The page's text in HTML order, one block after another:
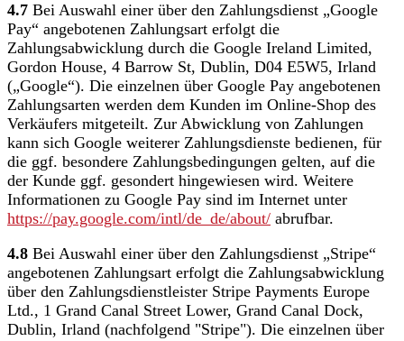
4.7 Bei Auswahl einer über den Zahlungsdienst „Google
Pay“ angebotenen Zahlungsart erfolgt die
Zahlungsabwicklung durch die Google Ireland Limited,
Gordon House, 4 Barrow St, Dublin, D04 E5W5, Irland
(„Google“). Die einzelnen über Google Pay angebotenen
Zahlungsarten werden dem Kunden im Online-Shop des
Verkäufers mitgeteilt. Zur Abwicklung von Zahlungen
kann sich Google weiterer Zahlungsdienste bedienen, für
die ggf. besondere Zahlungsbedingungen gelten, auf die
der Kunde ggf. gesondert hingewiesen wird. Weitere
Informationen zu Google Pay sind im Internet unter
https://pay.google.com/intl/de_de/about/ abrufbar.
4.8 Bei Auswahl einer über den Zahlungsdienst „Stripe“
angebotenen Zahlungsart erfolgt die Zahlungsabwicklung
über den Zahlungsdienstleister Stripe Payments Europe
Ltd., 1 Grand Canal Street Lower, Grand Canal Dock,
Dublin, Irland (nachfolgend "Stripe"). Die einzelnen über